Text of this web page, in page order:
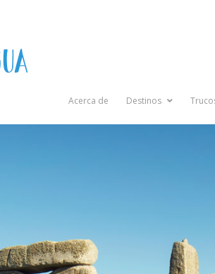
Acerca de Destinos